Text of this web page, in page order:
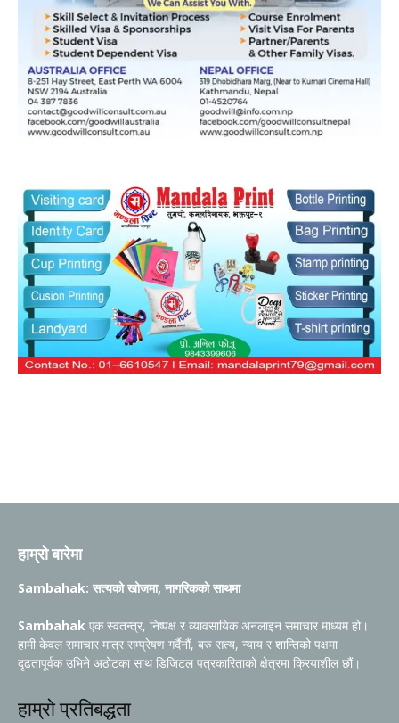
हाम्रो बारेमा
Sambahak: सत्यको खोजमा, नागरिकको साथमा
Sambahak एक स्वतन्त्र, निष्पक्ष र व्यावसायिक अनलाइन समाचार माध्यम हो।
हामी केवल समाचार मात्र सम्प्रेषण गर्दैनौं, बरु सत्य, न्याय र शान्तिको पक्षमा
दृढतापूर्वक उभिने अठोटका साथ डिजिटल पत्रकारिताको क्षेत्रमा क्रियाशील छौं।
हाम्रो प्रतिबद्धता